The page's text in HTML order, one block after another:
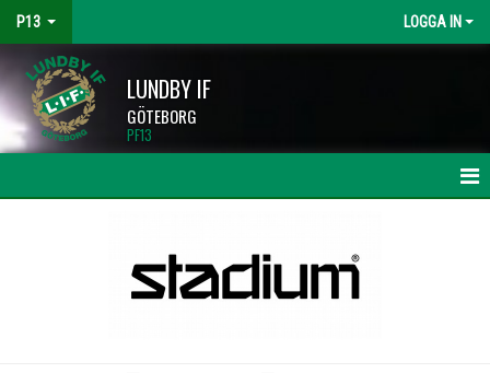
P13 LOGGA IN
LUNDBY IF
GÖTEBORG
PF13